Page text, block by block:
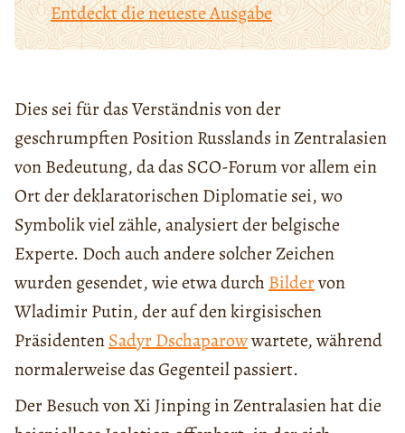
Entdeckt die neueste Ausgabe
Dies sei für das Verständnis von der
geschrumpften Position Russlands in Zentralasien
von Bedeutung, da das SCO-Forum vor allem ein
Ort der deklaratorischen Diplomatie sei, wo
Symbolik viel zähle, analysiert der belgische
Experte. Doch auch andere solcher Zeichen
wurden gesendet, wie etwa durchBildervon
Wladimir Putin, der auf den kirgisischen
PräsidentenSadyr Dschaparowwartete, während
normalerweise das Gegenteil passiert.
Der Besuch von Xi Jinping in Zentralasien hat die